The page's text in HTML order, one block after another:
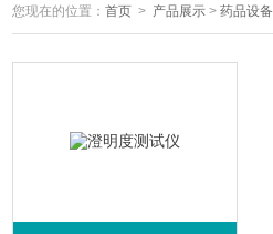
您现在的位置：首页 > 产品展示 >药品设备